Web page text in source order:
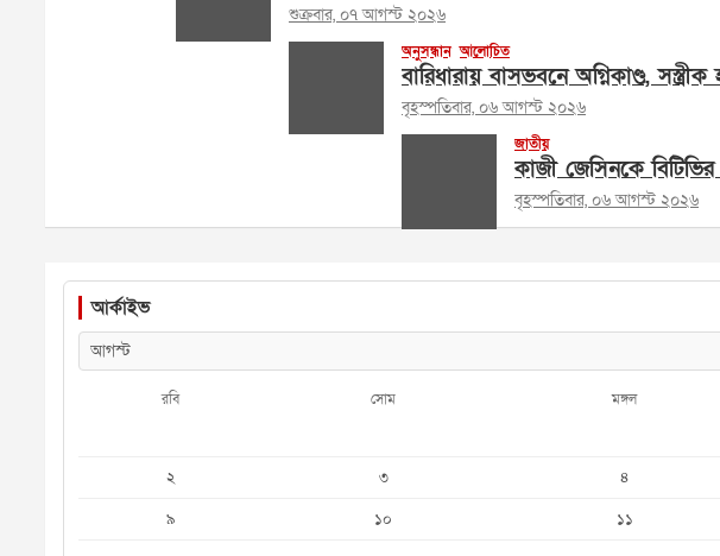
শুক্রবার, ০৭ আগস্ট ২০২৬
অনুসন্ধান আলোচিত
বারিধারায় বাসভবনে অগ্নিকাণ্ড,
বৃহস্পতিবার, ০৬ আগস্ট ২০২৬
জাতীয়
কাজী জেসিনকে
বৃহস্পতিবার, ০৬ আগস্ট ২০২৬
আর্কাইভ
রবি সোম মঙ্গল
২
৩ ৪
৯
১০ ১১